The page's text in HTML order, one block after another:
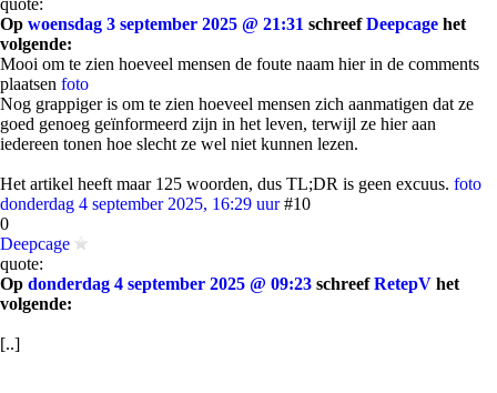
quote:
Op woensdag 3 september 2025 @ 21:31 schreefDeepcage het
volgende:
Mooi om te zien hoeveel mensen de foute naam hier in de comments
plaatsen foto
Nog grappiger is om te zien hoeveel mensen zich aanmatigen dat ze
goed genoeg geïnformeerd zijn in het leven, terwijl ze hier aan
iedereen tonen hoe slecht ze wel niet kunnen lezen.
Het artikel heeft maar 125 woorden, dus TL;DR is geen excuus. foto
donderdag 4 september 2025, 16:29 uur #10
0
Deepcage
quote:
Op donderdag 4 september 2025 @ 09:23 schreefRetepV het
volgende:
[..]